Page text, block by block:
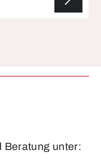
Beratung unter: